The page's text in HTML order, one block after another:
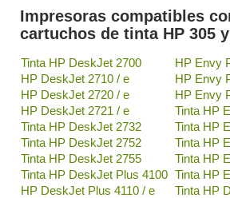
Impresoras compatibles
cartuchos de tinta HP 305
Tinta HP DeskJet 2700
HP Envy
HP DeskJet 2710 / e
HP Envy
HP DeskJet 2720 / e
HP Envy
HP DeskJet 2721 / e
Tinta HP
Tinta HP DeskJet 2732
Tinta HP
Tinta HP DeskJet 2752
Tinta HP
Tinta HP DeskJet 2755
Tinta HP
Tinta HP DeskJet Plus 4100 Tinta HP
HP DeskJet Plus 4110 / e
Tinta HP